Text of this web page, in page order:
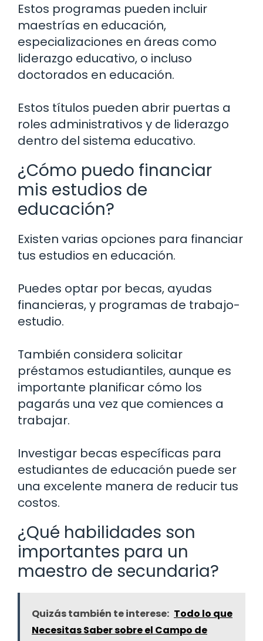
Estos programas pueden incluir
maestrías en educación,
especializaciones en áreas como
liderazgo educativo, o incluso
doctorados en educación.
Estos títulos pueden abrir puertas a
roles administrativos y de liderazgo
dentro del sistema educativo.
¿Cómo puedo financiar
mis estudios de
educación?
Existen varias opciones para financiar
tus estudios en educación.
Puedes optar por becas, ayudas
financieras, y programas de trabajo-
estudio.
También considera solicitar
préstamos estudiantiles, aunque es
importante planificar cómo los
pagarás una vez que comiences a
trabajar.
Investigar becas específicas para
estudiantes de educación puede ser
una excelente manera de reducir tus
costos.
¿Qué habilidades son
importantes para un
maestro de secundaria?
Quizás también te interese: Todo lo que
Necesitas Saber sobre el Campo de